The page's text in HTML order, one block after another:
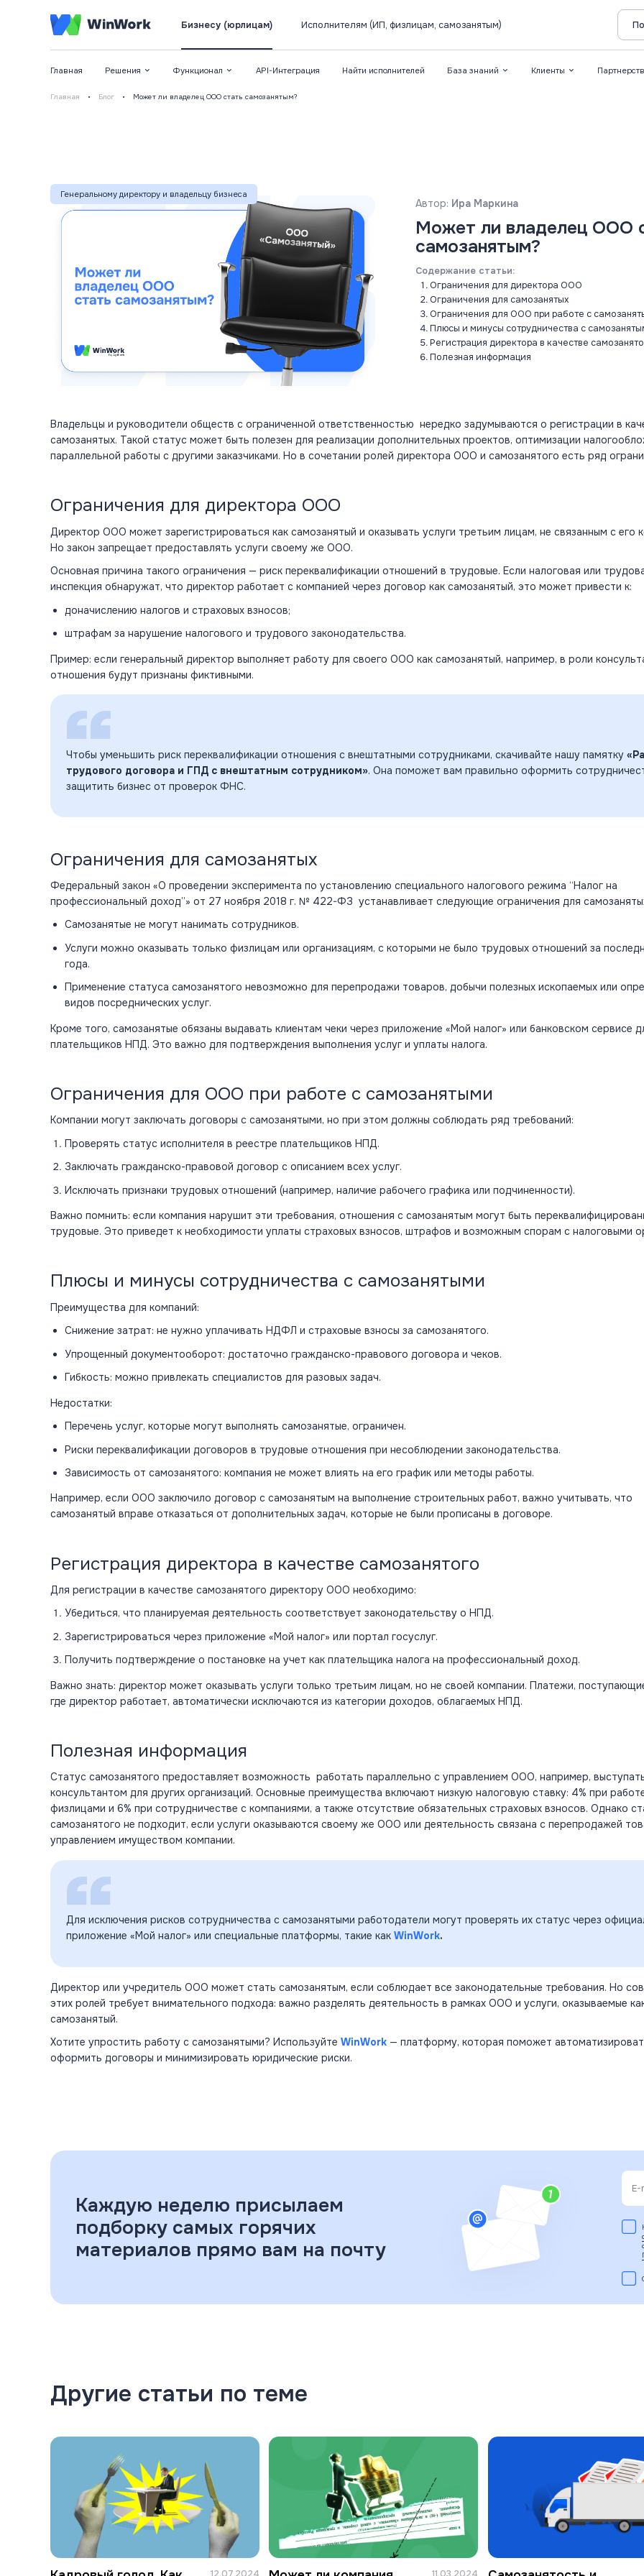
Бизнесу (юрлицам) Исполнителям (ИП, физлицам, самозанятым)
Главная Решения Функционал API-Интеграция Найти исполнителей База знаний Клиенты
Главная • Блог • Может ли владелец ООО стать самозанятым?
Генеральному директору и владельцу бизнеса
Автор: Ира Маркина
Может ли владелец ООО
самозанятым?
Содержание статьи:
Ограничения для директора ООО
Ограничения для самозанятых
Ограничения для ООО при работе с
Плюсы и минусы сотрудничества с
Регистрация директора в качестве
Полезная информация
Владельцы ируководители обществсограниченной ответственностью нередко задумываются о регистрации в
самозанятых. Такой статус может быть полезен для реализации дополнительных проектов, оптимизации
параллельнойработыс другими заказчиками. Но в сочетании ролей директора ООО и самозанятого есть ряд
Ограничения для директора ООО
ДиректорООО может зарегистрироваться каксамозанятыйиоказыватьуслуги третьим лицам, не связанным с его
Но закон запрещает предоставлять услуги своему же ООО.
Основная причина такого ограничения — риск переквалификации отношений в трудовые. Если налоговая или
инспекция обнаружат, что директор работает с компанией через договор как самозанятый, это может привести к:
доначислениюналогови страховых взносов;
штрафам за нарушение налогового и трудовогозаконодательства.
Пример: еслигенеральныйдиректор выполняет работу для своего ООО как самозанятый, например, в роли
отношения будут признаны фиктивными.
Чтобы уменьшить риск переквалификации отношения с внештатными сотрудниками, скачивайте нашу памятку
трудового договора и ГПД с внештатным сотрудником». Она поможет вам правильно оформить
защитить бизнес от проверок ФНС.
Ограничения для самозанятых
Федеральный закон «О проведении эксперимента по установлению специального налогового режима “Налог на
профессиональный доход”» от 27 ноября 2018 г. № 422-ФЗ устанавливает следующие ограничения для
Самозанятые не могут нанимать сотрудников.
Услуги можно оказывать только физлицам илиорганизациям, с которыми не было трудовых отношений за
года.
Применениестатусасамозанятого невозможно для перепродажи товаров, добычи полезных ископаемых или
видов посреднических услуг.
Кроме того, самозанятые обязаны выдавать клиентам чеки через приложение «Мой налог» или банковском сервисе
плательщиков НПД. Это важно для подтверждения выполнения услуг и уплаты налога.
Ограничения для ООО при работе с самозанятыми
Компаниимогут заключать договоры с самозанятыми, но при этом должны соблюдать ряд требований:
Проверять статус исполнителя в реестре плательщиковНПД.
Заключать гражданско-правовойдоговорс описанием всех услуг.
Исключать признаки трудовых отношений (например, наличие рабочего графика или подчиненности).
Важно помнить: если компания нарушит эти требования, отношения с самозанятым могут быть
трудовые. Это приведет к необходимости уплаты страховых взносов, штрафов и возможным спорам с налоговыми
Плюсы и минусы сотрудничества с самозанятыми
Преимущества для компаний:
Снижение затрат: не нужно уплачивать НДФЛ и страховые взносы за самозанятого.
Упрощенный документооборот: достаточно гражданско-правового договора и чеков.
Гибкость: можно привлекать специалистов для разовых задач.
Недостатки:
Перечень услуг, которые могут выполнять самозанятые, ограничен.
Риски переквалификации договоров в трудовые отношения при несоблюдении законодательства.
Зависимость от самозанятого: компания не может влиять на его график или методы работы.
Например, если ООО заключило договор с самозанятым на выполнение строительных работ, важно учитывать, что
самозанятый вправе отказаться от дополнительных задач, которые не были прописаны в договоре.
Регистрация директора в качестве самозанятого
Для регистрации вкачествесамозанятого директору ООО необходимо:
Убедиться, что планируемая деятельность соответствует законодательству о НПД.
Зарегистрироваться через приложение «Мой налог» или портал госуслуг.
Получить подтверждение о постановке на учет как плательщика налога на профессиональный доход.
Важно знать: директор может оказыватьуслуги только третьим лицам, но не своей компании. Платежи,
где директор работает, автоматически исключаются из категории доходов, облагаемых НПД.
Полезная информация
Статус самозанятого предоставляет возможностьработать параллельнос управлением ООО, например,
консультантом для других организаций. Основные преимущества включают низкую налоговую ставку: 4% при
физлицами и 6% при сотрудничестве с компаниями, а также отсутствие обязательных страховых взносов. Однако
самозанятого не подходит, если услуги оказываются своему же ООО илидеятельностьсвязана с перепродажей
управлением имуществом компании.
Для исключения рисков сотрудничества с самозанятыми работодатели могут проверять их статус через
приложение «Мой налог» или специальные платформы, такие какWinWork.
Директор или учредитель ООО может стать самозанятым, если соблюдает все законодательные требования. Но
этих ролей требует внимательного подхода: важно разделять деятельность в рамках ООО и услуги, оказываемые
самозанятый.
Хотите упростить работу с самозанятыми? ИспользуйтеWinWork — платформу, которая поможет
оформить договоры и минимизироватьюридическиериски.
Каждую неделю присылаем
подборку самых горячих
материалов прямо вам на почту
Другие статьи по теме